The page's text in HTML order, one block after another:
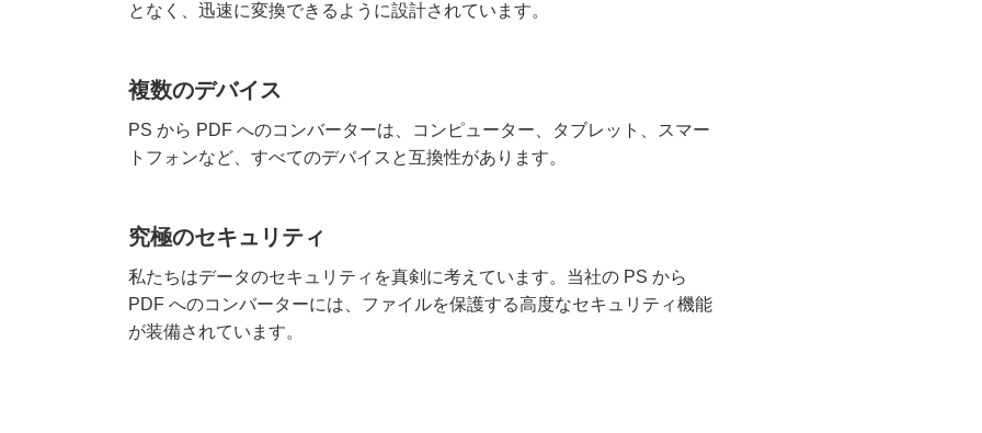
となく、迅速に変換できるように設計されています。
複数のデバイス
PS から PDF へのコンバーターは、コンピューター、タブレット、スマー
トフォンなど、すべてのデバイスと互換性があります。
究極のセキュリティ
私たちはデータのセキュリティを真剣に考えています。当社の PS から
PDF へのコンバーターには、ファイルを保護する高度なセキュリティ機能
が装備されています。